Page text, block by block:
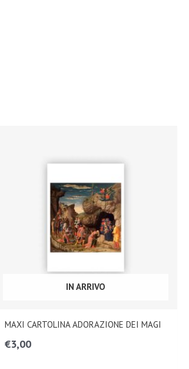
IN ARRIVO
MAXI CARTOLINA ADORAZIONE DEI MAGI
€3,00